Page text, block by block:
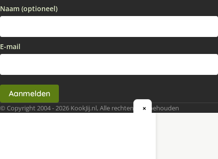
Naam (optioneel)
E-mail
Aanmelden
© Copyright 2004 - 2026 KookJij.nl, Alle rechten voorbehouden
×